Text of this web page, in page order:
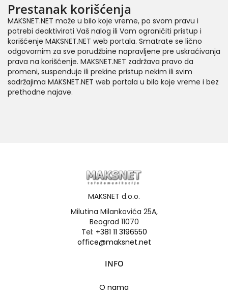
Prestanak korišćenja
MAKSNET.NET može u bilo koje vreme, po svom pravu i
potrebi deaktivirati Vaš nalog ili Vam ograničiti pristup i
korišćenje MAKSNET.NET web portala. Smatrate se lično
odgovornim za sve porudžbine napravljene pre uskraćivanja
prava na korišćenje. MAKSNET.NET zadržava pravo da
promeni, suspenduje ili prekine pristup nekim ili svim
sadržajima MAKSNET.NET web portala u bilo koje vreme i bez
prethodne najave.
MAKSNET d.o.o.
Milutina Milankovića 25A,
Beograd 11070
Tel: +381 11 3196550
office@maksnet.net
INFO
O nama